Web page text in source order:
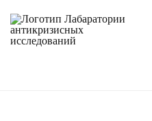
Главная Новости и блог